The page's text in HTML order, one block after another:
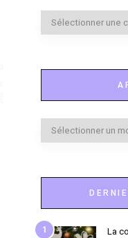
Marques
Archives
1
La